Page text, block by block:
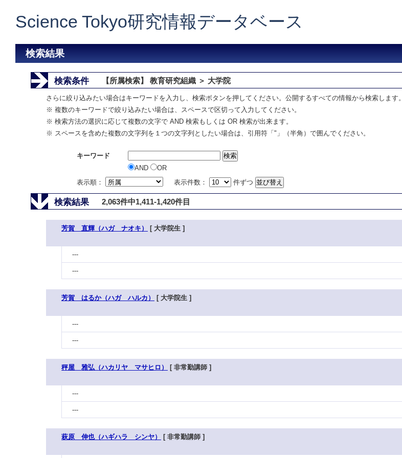
Science Tokyo研究情報データベース
検索結果
検索条件 【所属検索】 教育研究組織 ＞ 大学院
さらに絞り込みたい場合はキーワードを入力し、検索ボタンを押してください。公開するすべての情報から検索します。
※ 複数のキーワードで絞り込みたい場合は、スペースで区切って入力してください。
※ 検索方法の選択に応じて複数の文字で AND 検索もしくは OR 検索が出来ます。
※ スペースを含めた複数の文字列を１つの文字列としたい場合は、引用符「"」（半角）で囲んでください。
キーワード
AND
OR
表示順：
表示件数： 件ずつ
検索結果 2,063件中1,411-1,420件目
芳賀 直輝（ハガ ナオキ） [ 大学院生 ]
---
---
芳賀 はるか（ハガ ハルカ） [ 大学院生 ]
---
---
秤屋 雅弘（ハカリヤ マサヒロ） [ 非常勤講師 ]
---
---
萩原 伸也（ハギハラ シンヤ） [ 非常勤講師 ]